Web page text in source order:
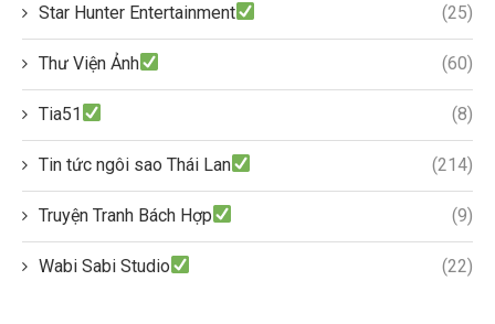
Star Hunter Entertainment (25)
Thư Viện Ảnh (60)
Tia51 (8)
Tin tức ngôi sao Thái Lan (214)
Truyện Tranh Bách Hợp (9)
Wabi Sabi Studio (22)